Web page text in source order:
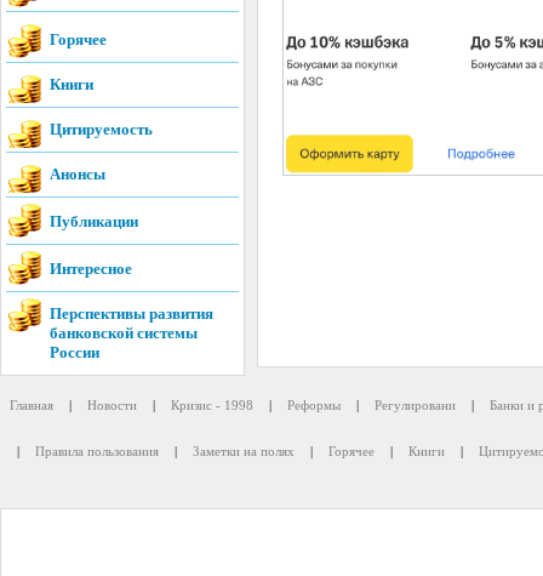
Горячее
Книги
Цитируемость
Анонсы
Публикации
Интересное
Перспективы развития
банковской системы
России
Главная | Новости | Кризис - 1998 | Реформы | Регулировани | Банки и
| Правила пользования | Заметки на полях | Горячее | Книги |